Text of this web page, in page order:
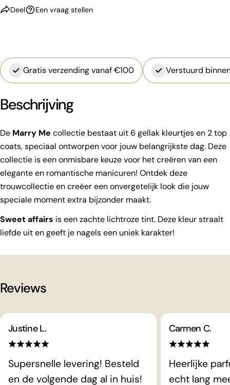
Deel Een vraag stellen
Gratis verzending vanaf €100 Verstuurd
Beschrijving
De Marry Me collectie bestaat uit 6 gellak kleurtjes en 2 top
coats, speciaal ontworpen voor jouw belangrijkste dag. Deze
collectie is een onmisbare keuze voor het creëren van een
elegante en romantische manicuren! Ontdek deze
trouwcollectie en creëer een onvergetelijk look die jouw
speciale moment extra bijzonder maakt.
Sweet affairs is een zachte lichtroze tint. Deze kleur straalt
liefde uit en geeft je nagels een uniek karakter!
Reviews
Justine L.
Supersnelle levering! Besteld
en de volgende dag al in huis!
Carmen C.
Heerlijke
echt lang